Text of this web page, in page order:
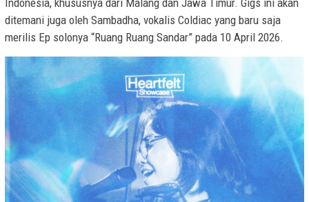
ditemani juga oleh Sambadha, vokalis Coldiac yang baru saja
merilis Ep solonya “Ruang Ruang Sandar” pada 10 April 2026.